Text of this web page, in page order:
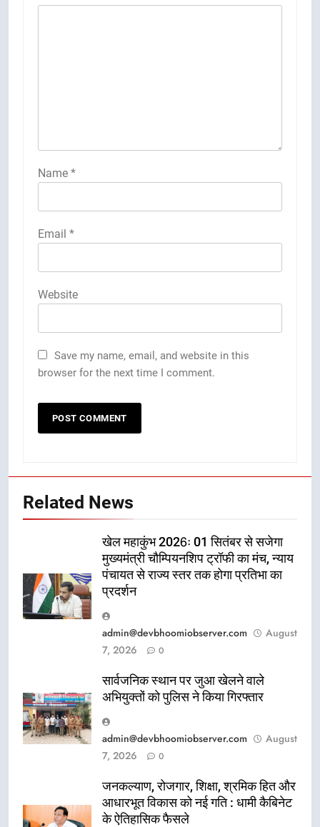
Name *
Email *
Website
Save my name, email, and website in this
browser for the next time I comment.
Related News
खेल महाकुंभ 2026ः 01 सितंबर से सजेगा
मुख्यमंत्री चौम्पियनशिप ट्रॉफी का मंच, न्याय
पंचायत से राज्य स्तर तक होगा प्रतिभा का
प्रदर्शन
admin@devbhoomiobserver.com
August
7, 2026
0
सार्वजनिक स्थान पर जुआ खेलने वाले
अभियुक्तों को पुलिस ने किया गिरफ्तार
admin@devbhoomiobserver.com
August
7, 2026
0
जनकल्याण, रोजगार, शिक्षा, श्रमिक हित और
आधारभूत विकास को नई गति : धामी कैबिनेट
के ऐतिहासिक फैसले